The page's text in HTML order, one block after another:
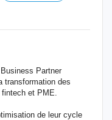
Partner
transformation des
et PME.
de leur cycle